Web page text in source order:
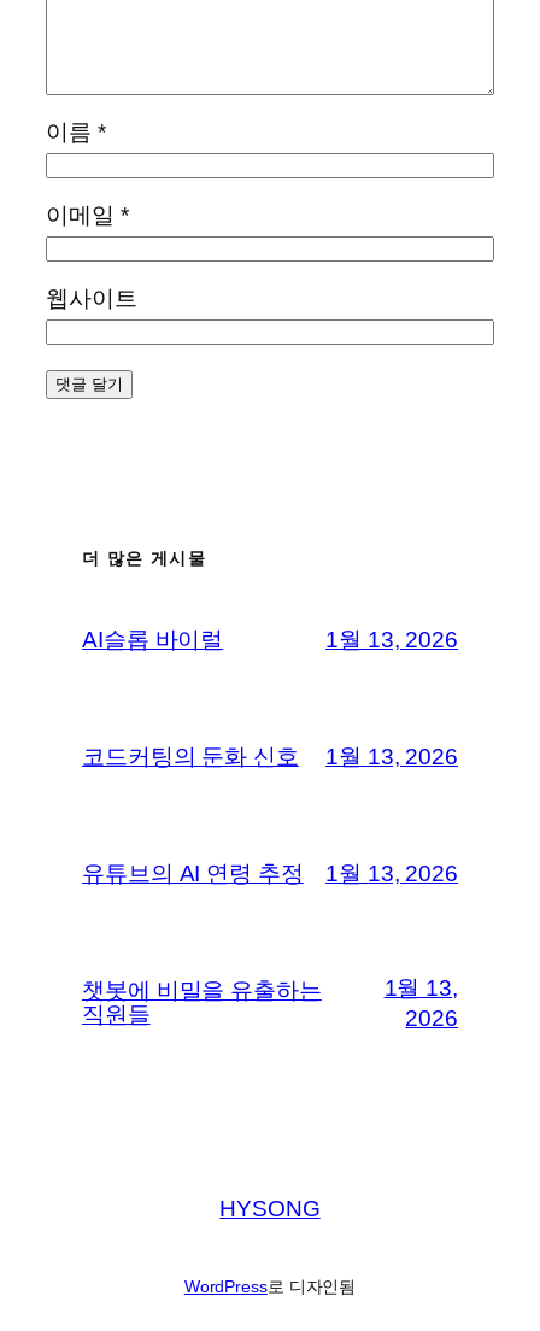
이름 *
이메일 *
웹사이트
더 많은 게시물
AI슬롭 바이럴 1월 13, 2026
코드커팅의 둔화 신호 1월 13, 2026
유튜브의 AI 연령 추정 1월 13, 2026
챗봇에 비밀을 유출하는
직원들
1월 13,
2026
HYSONG
WordPress로 디자인됨